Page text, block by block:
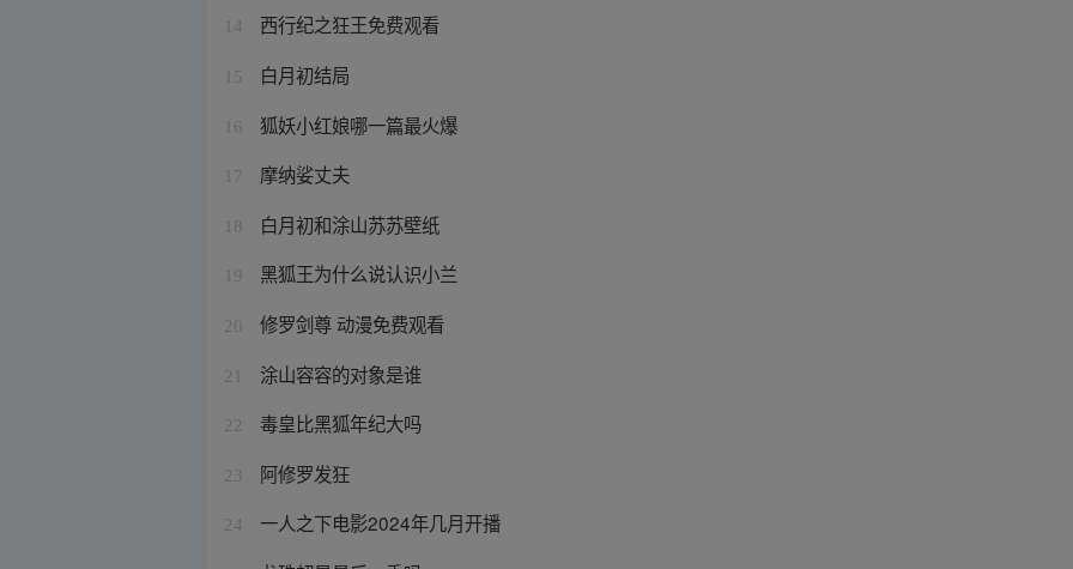
14 西行纪之狂王免费观看
15 白月初结局
16 狐妖小红娘哪一篇最火爆
17 摩纳娑丈夫
18 白月初和涂山苏苏壁纸
19 黑狐王为什么说认识小兰
20 修罗剑尊 动漫免费观看
21 涂山容容的对象是谁
22 毒皇比黑狐年纪大吗
23 阿修罗发狂
24 一人之下电影2024年几月开播